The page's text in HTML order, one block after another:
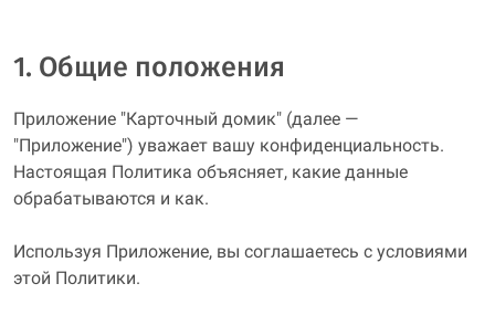
1. Общие положения
Приложение "Карточный домик" (далее —
"Приложение") уважает вашу конфиденциальность.
Настоящая Политика объясняет, какие данные
обрабатываются и как.
Используя Приложение, вы соглашаетесь с условиями
этой Политики.